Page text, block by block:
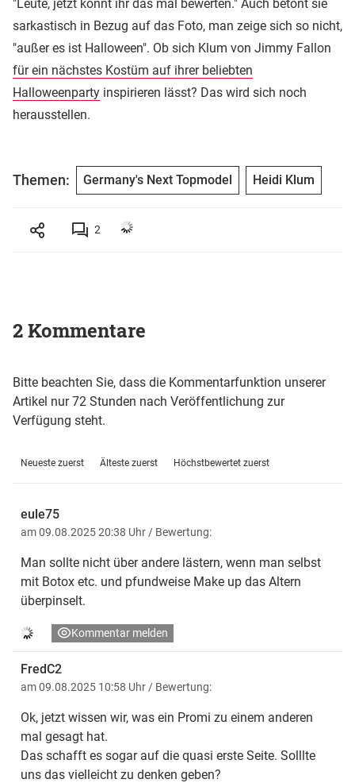
"Leute, jetzt könnt ihr das mal bewerten." Auch betont sie
sarkastisch in Bezug auf das Foto, man zeige sich so nicht,
"außer es ist Halloween". Ob sich Klum von Jimmy Fallon
für ein nächstes Kostüm auf ihrer beliebten
Halloweenparty inspirieren lässt? Das wird sich noch
herausstellen.
Themen: Germany's Next Topmodel Heidi Klum
2
2 Kommentare
Bitte beachten Sie, dass die Kommentarfunktion unserer
Artikel nur 72 Stunden nach Veröffentlichung zur
Verfügung steht.
Neueste zuerst Älteste zuerst Höchstbewertet zuerst
eule75
am 09.08.2025 20:38 Uhr / Bewertung:
Man sollte nicht über andere lästern, wenn man selbst
mit Botox etc. und pfundweise Make up das Altern
überpinselt.
Kommentar melden
FredC2
am 09.08.2025 10:58 Uhr / Bewertung:
Ok, jetzt wissen wir, was ein Promi zu einem anderen
mal gesagt hat.
Das schafft es sogar auf die quasi erste Seite. Solllte
uns das vielleicht zu denken geben?